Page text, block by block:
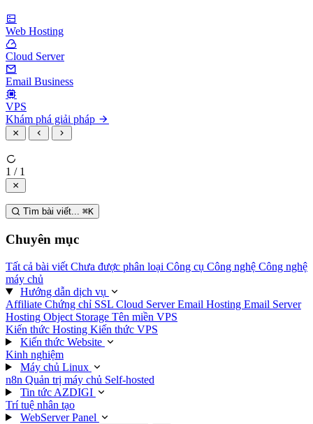
Web Hosting
Cloud Server
Email Business
VPS
Khám phá giải pháp
1 / 1
Tìm bài viết... ⌘K
Chuyên mục
Tất cả bài viết Chưa được phân loại Công cụ Công nghệ Công nghệ
máy chủ
Hướng dẫn dịch vụ
Affiliate Chứng chỉ SSL Cloud ServerEmail Hosting Email Server
Hosting Object Storage Tên miền VPS
Kiến thức Hosting Kiến thức VPS
Kiến thức Website
Kinh nghiệm
Máy chủ Linux
n8n Quản trị máy chủ Self-hosted
Tin tức AZDIGI
Trí tuệ nhân tạo
WebServer Panel